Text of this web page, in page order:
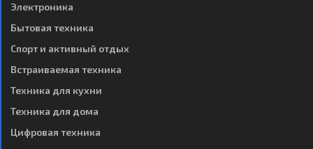
Электроника
Бытовая техника
Спорт и активный отдых
Встраиваемая техника
Техника для кухни
Техника для дома
Цифровая техника